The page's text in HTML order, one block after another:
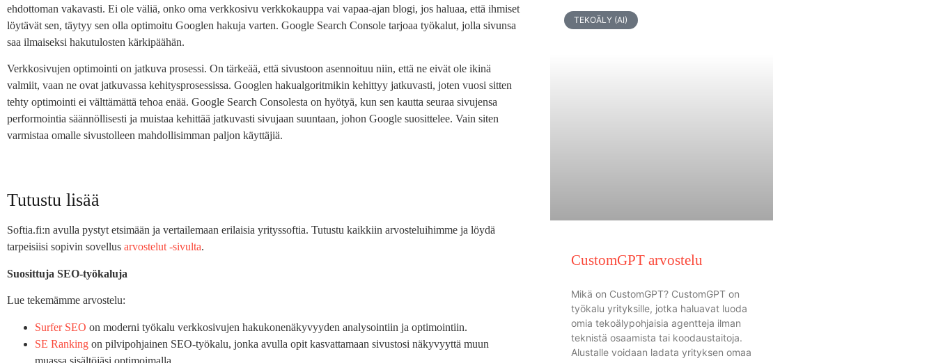
ehdottoman vakavasti. Ei ole väliä, onko oma verkkosivu verkkokauppa vai vapaa-ajan blogi, jos haluaa, että ihmiset
löytävät sen, täytyy sen olla optimoitu Googlen hakuja varten. Google Search Console tarjoaa työkalut, jolla sivunsa
saa ilmaiseksi hakutulosten kärkipäähän.
Verkkosivujen optimointi on jatkuva prosessi. On tärkeää, että sivustoon asennoituu niin, että ne eivät ole ikinä
valmiit, vaan ne ovat jatkuvassa kehitysprosessissa. Googlen hakualgoritmikin kehittyy jatkuvasti, joten vuosi sitten
tehty optimointi ei välttämättä tehoa enää. Google Search Consolesta on hyötyä, kun sen kautta seuraa sivujensa
performointia säännöllisesti ja muistaa kehittää jatkuvasti sivujaan suuntaan, johon Google suosittelee. Vain siten
varmistaa omalle sivustolleen mahdollisimman paljon käyttäjiä.
Tutustu lisää
Softia.fi:n avulla pystyt etsimään ja vertailemaan erilaisia yrityssoftia. Tutustu kaikkiin arvosteluihimme ja löydä
tarpeisiisi sopivin sovellus arvostelut -sivulta.
Suosittuja SEO-työkaluja
Lue tekemämme arvostelu:
Surfer SEO on moderni työkalu verkkosivujen hakukonenäkyvyyden analysointiin ja optimointiin.
SE Ranking on pilvipohjainen SEO-työkalu, jonka avulla opit kasvattamaan sivustosi näkyvyyttä muun
muassa sisältöjäsi optimoimalla.
TEKOÄLY (AI)
CustomGPT arvostelu
Mikä on CustomGPT? CustomGPT on
työkalu yrityksille, jotka haluavat luoda
omia tekoälypohjaisia agentteja ilman
teknistä osaamista tai koodaustaitoja.
Alustalle voidaan ladata yrityksen omaa